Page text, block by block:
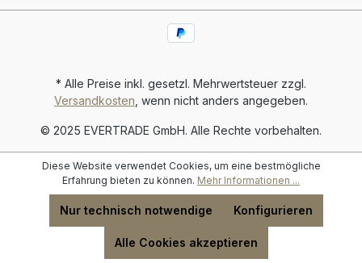
* Alle Preise inkl. gesetzl. Mehrwertsteuer zzgl.
Versandkosten, wenn nicht anders angegeben.
© 2025 EVERTRADE GmbH. Alle Rechte vorbehalten.
Diese Website verwendet Cookies, um eine bestmögliche
Erfahrung bieten zu können. Mehr Informationen ...
Nur technisch notwendige Konfigurieren
Alle Cookies akzeptieren